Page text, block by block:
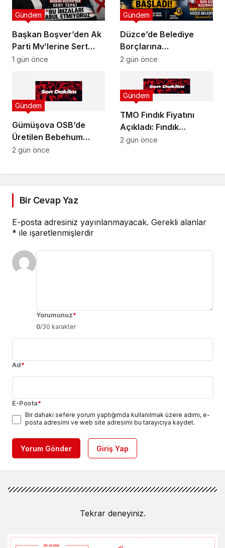
Başkan Boşver’den Ak
Parti Mv’lerine Sert
Tepki!
Gündem
1 gün önce
Düzce’de Belediye
Borçlarına
Yapılandırma!
Gündem
2 gün önce
Gümüşova OSB’de
Üretilen Bebehum
Dünya Devleriyle
Gündem
2 gün önce
TMO Fındık Fiyatını
Açıkladı: Fındık
Üreticisi Hayal Kırıklığı
Gündem
2 gün önce
Bir Cevap Yaz
E-posta adresiniz yayınlanmayacak. Gerekli alanlar
* ile işaretlenmişlerdir
Yorumunuz*
0/30 karakter
Ad*
E-Posta*
Bir dahaki sefere yorum yaptığımda kullanılmak üzere adımı, e-
posta adresimi ve web site adresimi bu tarayıcıya kaydet.
Yorum Gönder Giriş Yap
Tekrar deneyiniz.